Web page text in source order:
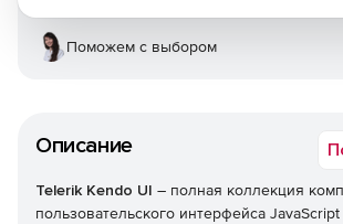
Описание
Telerik Kendo UI – полная коллекция
пользовательского интерфейса
Поможем с выбором